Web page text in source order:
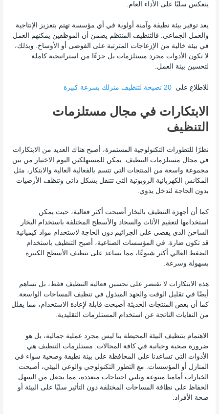
ينعكس سلبًا على الأداء العام.
يعد توفير بيئة نظيفة وآمنة أولوية في أي مؤسسة تهتم بتعزيز الإنتاجية
والعمل الجماعي. فالتنظيف المنتظم يضمن أن الموظفين يمكنهم العمل
في بيئة خالية من الإزعاجات المترتبة على الفوضى أو الأوساخ. وبذلك،
لا تكون الأدوات مجرد مستلزمات بل جزءًا من استراتيجية كاملة
لتحسين بيئة العمل.
للاطلاع على 20 نصيحة لتنظيف منزلك بسرعة كبيرة
الابتكارات في مجال مستلزمات
التنظيف
نظرًا للتطورات التكنولوجية المستمرة، أصبح هناك العديد من الابتكارات
في مجال مستلزمات التنظيف. يمكن للمستهلكين اليوم الاختيار من بين
مجموعة واسعة من المنتجات التي تتسم بالفعالية العالية والابتكار، مثل
المكانس الكهربائية الروبوتية التي تتنقل بشكل ذاتي وتنظف الأرضيات
بدون الحاجة لتدخل يدوي.
كما أن أجهزة التنظيف بالبخار أصبحت أكثر فعالية، حيث يمكن
استخدامها لتعقيم الأثاث والسجاد والأسطح المختلفة باستخدام البخار
الساخن الذي يقضي على الجراثيم دون الحاجة لاستخدام مواد كيميائية
قد تكون ضارة. في المؤسسات الصناعية، أصبح التنظيف باستخدام
الضغط العالي أكثر شيوعًا، مما يساعد على تنظيف الأسطح الكبيرة
بسهولة وسرعة.
هذه الابتكارات لا تقتصر على تحسين فعالية التنظيف فقط، بل تساهم
أيضًا في تقليل الوقت والجهد المبذول في تنظيف المساحات الواسعة.
كما أن بعض المنتجات الحديثة أصبحت قابلة لإعادة الاستخدام، مما يقلل
من النفايات الناتجة عن استخدام المستلزمات التقليدية.
الاهتمام بتنظيف البيئة المحيطة بنا ليس مجرد عملية جمالية، بل هو
ضرورة صحية وحياتية في كافة المجالات. مستلزمات التنظيف هي
الأدوات التي تساعدنا على المحافظة على بيئة نظيفة وصحية سواء في
المنازل أو المؤسسات. مع التطور التكنولوجي والوعي البيئي، أصبحت
الخيارات أمامنا متنوعة وتلبي احتياجات متعددة، مما يجعل من السهل
الحفاظ على نظافة المساحات المختلفة دون التأثير سلبًا على البيئة أو
صحة الأفراد.